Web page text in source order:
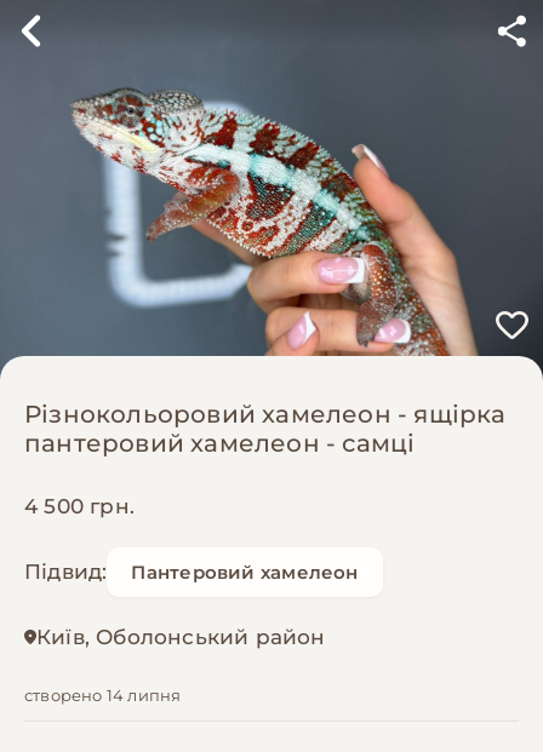
Різнокольоровий хамелеон - ящірка
пантеровий хамелеон - самці
4 500 грн.
Підвид: Пантеровий хамелеон
Київ, Оболонський район
створено 14 липня